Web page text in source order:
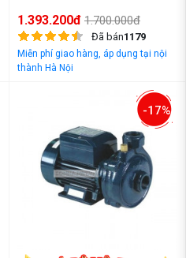
1.393.200đ 1.700.000đ
Đã bán1179
Miễn phí giao hàng, áp dụng tại nội
thành Hà Nội
-17%